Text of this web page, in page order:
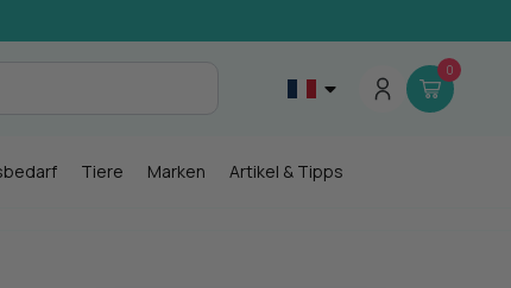
0
Tiere Marken Artikel & Tipps